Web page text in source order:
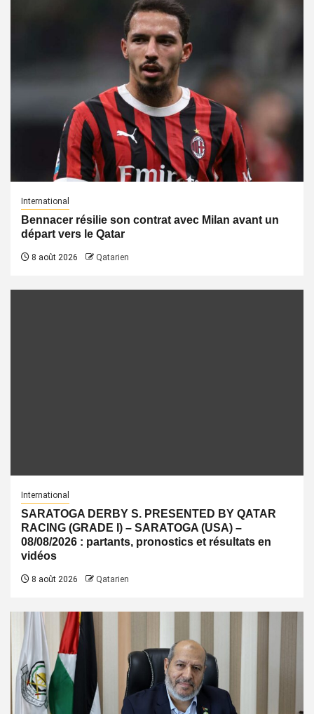
International
Bennacer résilie son contrat avec Milan avant un
départ vers le Qatar
8 août 2026 Qatarien
International
SARATOGA DERBY S. PRESENTED BY QATAR
RACING (GRADE I) – SARATOGA (USA) –
08/08/2026 : partants, pronostics et résultats en
vidéos
8 août 2026 Qatarien